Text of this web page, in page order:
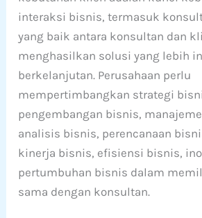
interaksi bisnis, termasuk
yang baik antara konsultan dan
menghasilkan solusi yang lebih
berkelanjutan. Perusahaan perlu
mempertimbangkan strategi
pengembangan bisnis,
analisis bisnis, perencanaan
kinerja bisnis, efisiensi bisnis,
pertumbuhan bisnis dalam
sama dengan konsultan.